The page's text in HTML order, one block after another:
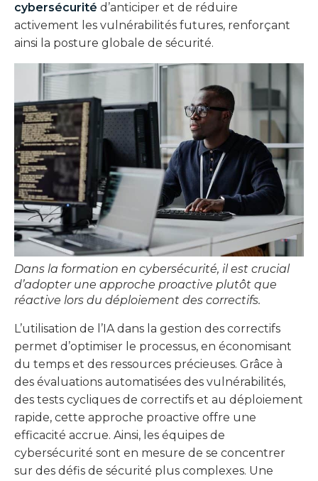
cybersécurité d’anticiper et de réduire
activement les vulnérabilités futures, renforçant
ainsi la posture globale de sécurité.
Dans la formation en cybersécurité, il est crucial
d’adopter une approche proactive plutôt que
réactive lors du déploiement des correctifs.
L’utilisation de l’IA dans la gestion des correctifs
permet d’optimiser le processus, en économisant
du temps et des ressources précieuses. Grâce à
des évaluations automatisées des vulnérabilités,
des tests cycliques de correctifs et au déploiement
rapide, cette approche proactive offre une
efficacité accrue. Ainsi, les équipes de
cybersécurité sont en mesure de se concentrer
sur des défis de sécurité plus complexes. Une